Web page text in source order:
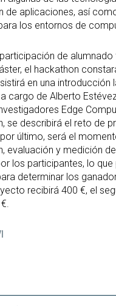
de aplicaciones, así
los entornos de
de
el hackathon
en una introducción
cargo de Alberto
Edge
se describirá el reto de
último, será el
evaluación y medición
los participantes, lo
determinar los
recibirá 400 €, el